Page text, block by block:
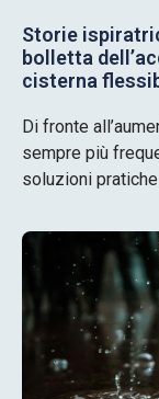
Storie
bolletta
cisterna
Di fronte
sempre più
soluzioni